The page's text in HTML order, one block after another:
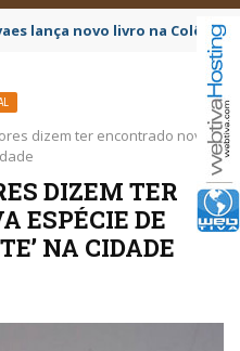
representam o Brasil no
dizem ter encontrado nova
DIZEM TER
ESPÉCIE DE
NA CIDADE